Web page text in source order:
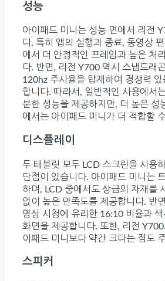
성능
아이패드 미니는 성능 면에서 리전
다. 특히 앱의 실행과 종료, 동영상
에서 더 안정적인 프레임과 높은 처
다. 반면, 리전 Y700 역시 스냅드래
120hz 주사율을 탑재하여 경쟁력
합니다. 따라서, 일반적인 사용에서
분한 성능을 제공하지만, 더 높은 성
에서는 아이패드 미니가 더 적합할
디스플레이
두 태블릿 모두 LCD 스크린을 사용
단점이 있습니다. 아이패드 미니는
하며, LCD 중에서도 상급의 자재를
없이 높은 만족도를 제공합니다. 반
영상 시청에 유리한 16:10 비율과
화면을 제공합니다. 또한, 리전
이패드 미니보다 약간 크다는 점도
스피커